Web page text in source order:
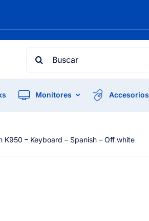
Search
Monitores Accesorios
K950 – Keyboard – Spanish – Off white